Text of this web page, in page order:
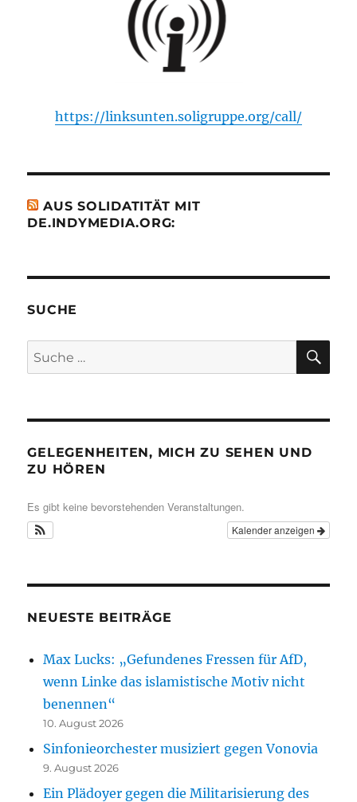
https://linksunten.soligruppe.org/call/
AUS SOLIDATITÄT MIT
DE.INDYMEDIA.ORG:
SUCHE
Suche
nach:
GELEGENHEITEN, MICH ZU SEHEN UND
ZU HÖREN
Es gibt keine bevorstehenden Veranstaltungen.
Kalender anzeigen
NEUESTE BEITRÄGE
Max Lucks: „Gefundenes Fressen für AfD,
wenn Linke das islamistische Motiv nicht
benennen“
10. August 2026
Sinfonieorchester musiziert gegen Vonovia
9. August 2026
Ein Plädoyer gegen die Militarisierung des